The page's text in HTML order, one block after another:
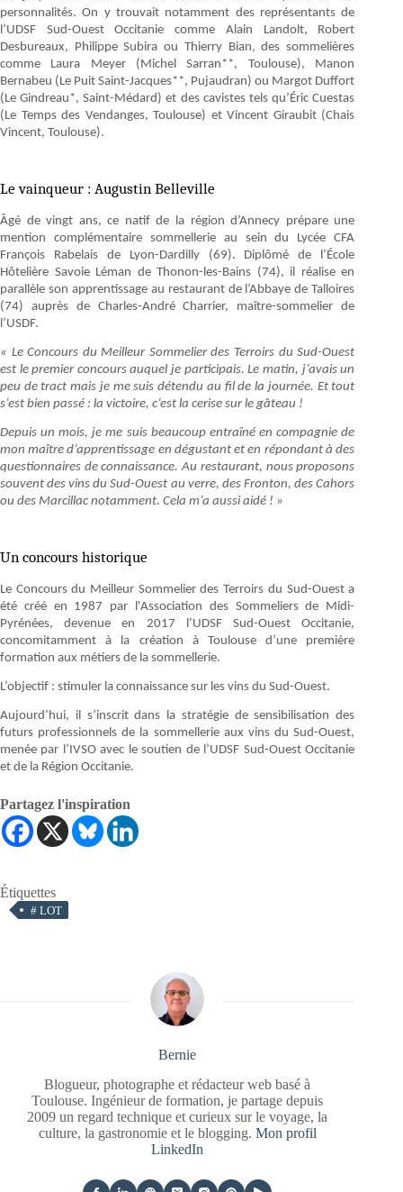
personnalités. On y trouvait notamment des représentants de
l’UDSF Sud-Ouest Occitanie comme Alain Landolt, Robert
Desbureaux, Philippe Subira ou Thierry Bian, des sommelières
comme Laura Meyer (Michel Sarran**, Toulouse), Manon
Bernabeu (Le Puit Saint-Jacques**, Pujaudran) ou Margot Duffort
(Le Gindreau*, Saint-Médard) et des cavistes tels qu’Éric Cuestas
(Le Temps des Vendanges, Toulouse) et Vincent Giraubit (Chais
Vincent, Toulouse).
Le vainqueur : Augustin Belleville
Âgé de vingt ans, ce natif de la région d’Annecy prépare une
mention complémentaire sommellerie au sein du Lycée CFA
François Rabelais de Lyon-Dardilly (69). Diplômé de l’École
Hôtelière Savoie Léman de Thonon-les-Bains (74), il réalise en
parallèle son apprentissage au restaurant de l’Abbaye de Talloires
(74) auprès de Charles-André Charrier, maître-sommelier de
l’USDF.
« Le Concours du Meilleur Sommelier des Terroirs du Sud-Ouest
est le premier concours auquel je participais. Le matin, j’avais un
peu de tract mais je me suis détendu au fil de la journée. Et tout
s’est bien passé : la victoire, c’est la cerise sur le gâteau !
Depuis un mois, je me suis beaucoup entraîné en compagnie de
mon maître d’apprentissage en dégustant et en répondant à des
questionnaires de connaissance. Au restaurant, nous proposons
souvent des vins du Sud-Ouest au verre, des Fronton, des Cahors
ou des Marcillac notamment. Cela m’a aussi aidé ! »
Un concours historique
Le Concours du Meilleur Sommelier des Terroirs du Sud-Ouest a
été créé en 1987 par l'Association des Sommeliers de Midi-
Pyrénées, devenue en 2017 l’UDSF Sud-Ouest Occitanie,
concomitamment à la création à Toulouse d’une première
formation aux métiers de la sommellerie.
L’objectif : stimuler la connaissance sur les vins du Sud-Ouest.
Aujourd’hui, il s’inscrit dans la stratégie de sensibilisation des
futurs professionnels de la sommellerie aux vins du Sud-Ouest,
menée par l’IVSO avec le soutien de l’UDSF Sud-Ouest Occitanie
et de la Région Occitanie.
Partagez l'inspiration
Étiquettes
# LOT
Bernie
Blogueur, photographe et rédacteur web basé à
Toulouse. Ingénieur de formation, je partage depuis
2009 un regard technique et curieux sur le voyage, la
culture, la gastronomie et le blogging. Mon profil
LinkedIn